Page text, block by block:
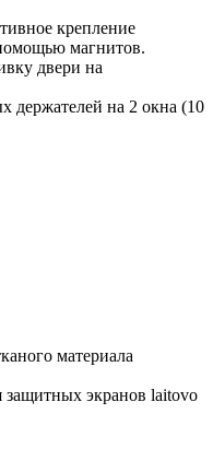
крепление
магнитов.
двери на
держателей на 2 окна (10
материала
защитных экранов laitovo